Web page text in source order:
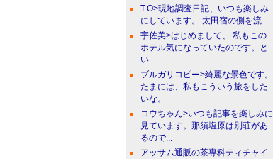
T.O>現地調査日記、いつも楽しみ
にしています。 太田宿の側を流...
宇佐美>はじめまして、 私もこの
ホテル気になっていたのです。と
い...
ブルガリコピー>綺麗な景色です。
たまには、私もこういう旅をした
いな。
コウちゃん>いつも記事を楽しみに
見ています。那須塩原は別荘があ
るので...
アッサム通販の茶専科ティチャイ